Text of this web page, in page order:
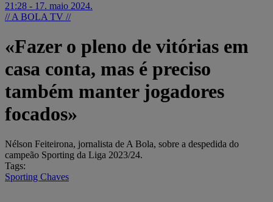
21:28 - 17. maio 2024.
// A BOLA TV //
«Fazer o pleno de vitórias em
casa conta, mas é preciso
também manter jogadores
focados»
Nélson Feiteirona, jornalista de A Bola, sobre a despedida do
campeão Sporting da Liga 2023/24.
Tags:
Sporting Chaves